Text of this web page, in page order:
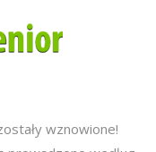
wznowione!